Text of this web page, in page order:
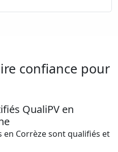
confiance pour
QualiPV en
en Corrèze sont qualifiés et